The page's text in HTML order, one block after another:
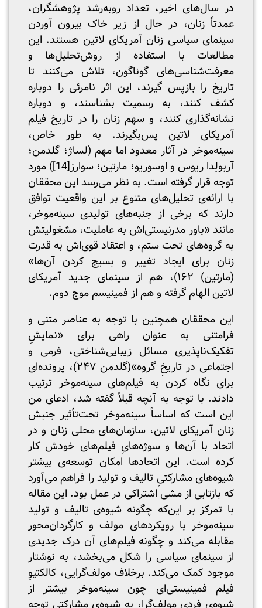
در سال‌های اخیر، تعداد روبه‌رشد پژوهشگران،
عمدتاً زنان، در حال از زیر خاک بیرون آوردن
سینمای سیاسی زنان آمریکای لاتین هستند. این
مطالعات با استفاده از روش‌تحلیل‌ها و
معرفت‌شناسی‌های گوناگون، تلاش می‌کنند تا
تاریخ را بازپس گیرند، این اثر نامرئی را دوباره
کشف کنند، به رسمیت بشناسند، و دوباره
نشانه‌گذاری کنند، و سهم زنان را در تاریخ فیلم
آمریکای لاتین پس‌بگیرند. به طور خاص،
سینه‌موخر در آثار معدود اما مهم (لساژ؛ گلدمن؛
آربولِدا ریوس و اوسوریو؛ مارتین؛ سوارز[14]
) مورد
توجه قرار گرفته است. به نظر می‌رسد این محققان
با ارائه‌ی تحلیل‌های متنوع بر این واقعیت توافق
دارند که برخی از جنبه‌های تولیدی سینه‌موخر،
مانند «باور مدرنیستی‌اش به عاملیت، مشغولیتش
به گروه‌های تحت ستم، و اعتقاد قوی‌اش به قدرت
زنان برای ایجاد تغییر و بسیج کردن آن‌ها»
(مارتین) ۱۶۲)، هم از سینمای جدید آمریکای
لاتین الهام گرفته و هم از فمینیسم موج دوم.
این محققان همچنین با توجه به عناصر متنی و
فرامتنی به عنوان راهی برای «نمایشِ
تفکیک‌ناپذیری مسائل زیبایی‌شناختی، فرمی و
اجتماعی در تاریخِ گروه»(گلدمن ۲۴۷)، پرونده‌ای
برای نگاه کردن به فیلم‌های سینه‌موخر ترتیب
دادند. با توجه به آنچه قبلاً گفته شد، ادعای من
این است که اساساً سینه‌موخر تحت‌تأثیر جنبش
زنان آمریکای لاتین، سازمان‌های محلی زنان و در
اتحاد با آن‌ها و سوژه‌هایِ فیلم‌های خودش کار
کرده است. این اتحادها امکان توسعه‌ی بیشتر
شیوه‌های مشارکتیِ تالیف و تولید را فراهم می‌آورد
که بازتابی از مشی اشتراکی در عمل بود. این مقاله
با تمرکز بر این‌که چگونه شیوه‌ی تالیف و تولید
سینه‌موخر با رویکردهای مولف و کارگردان‌محور
مقابله می‌کند و چگونه فیلم‌های آن درک جدیدی
از سینمای سیاسی را شکل می‌بخشد، به نوشتار
موجود کمک می‌کند. برخلاف مولف‌گرایی، کالکتیوِ
فیلم ‌فمینیستی‌ای چون سینه‌موخر بیشتر از
شیوه‌ی فردیِ مولف‌گرا، به شیوه‌ی مشارکتی توجه